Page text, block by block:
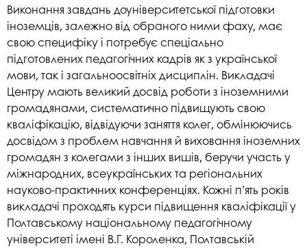
Виконання завдань доуніверситетської підготовки
іноземців, залежно від обраного ними фаху, має
свою специфіку і потребує спеціально
підготовлених педагогічних кадрів як з української
мови, так і загальноосвітніх дисциплін. Викладачі
Центру мають великий досвід роботи з іноземними
громадянами, систематично підвищують свою
кваліфікацію, відвідуючи заняття колег, обмінюючись
досвідом з проблем навчання й виховання іноземних
громадян з колегами з інших вишів, беручи участь у
міжнародних, всеукраїнських та регіональних
науково-практичних конференціях. Кожні п’ять років
викладачі проходять курси підвищення кваліфікації у
Полтавському національному педагогічному
університеті імені В.Г. Короленка, Полтавській